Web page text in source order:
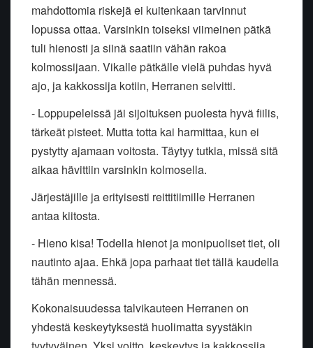
mahdottomia riskejä ei kuitenkaan tarvinnut
lopussa ottaa. Varsinkin toiseksi viimeinen pätkä
tuli hienosti ja siinä saatiin vähän rakoa
kolmossijaan. Vikalle pätkälle vielä puhdas hyvä
ajo, ja kakkossija kotiin, Herranen selvitti.
- Loppupeleissä jäi sijoituksen puolesta hyvä fiilis,
tärkeät pisteet. Mutta totta kai harmittaa, kun ei
pystytty ajamaan voitosta. Täytyy tutkia, missä sitä
aikaa hävittiin varsinkin kolmosella.
Järjestäjille ja erityisesti reittitiimille Herranen
antaa kiitosta.
- Hieno kisa! Todella hienot ja monipuoliset tiet, oli
nautinto ajaa. Ehkä jopa parhaat tiet tällä kaudella
tähän mennessä.
Kokonaisuudessa talvikauteen Herranen on
yhdestä keskeytyksestä huolimatta syystäkin